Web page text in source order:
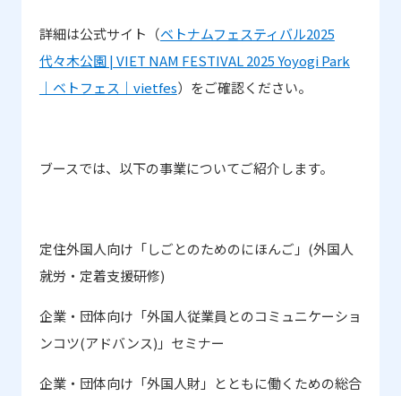
詳細は公式サイト（ベトナムフェスティバル2025
代々木公園 | VIET NAM FESTIVAL 2025 Yoyogi Park
｜ベトフェス｜vietfes）をご確認ください。
ブースでは、以下の事業についてご紹介します。
定住外国人向け「しごとのためのにほんご」 (外国人
就労・定着支援研修)
企業・団体向け「外国人従業員とのコミュニケーショ
ンコツ(アドバンス) 」セミナー
企業・団体向け「外国人財」とともに働くための総合